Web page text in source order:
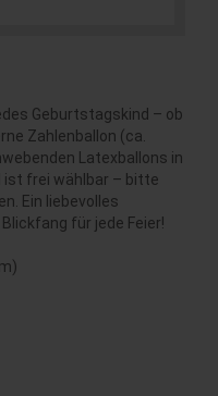
Geburtstagskind – ob
Zahlenballon (ca.
Latexballons in
ist frei wählbar – bitte
Ein liebevolles
für jede Feier!